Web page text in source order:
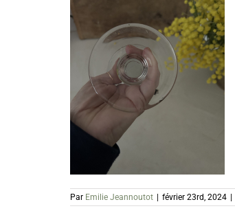
Par Emilie Jeannoutot février 23rd, 2024